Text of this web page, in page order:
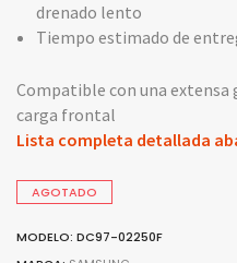
drenado lento
Tiempo estimado de
Compatible con una extensa
carga frontal
Lista completa detallada
AGOTADO
MODELO: DC97-02250F